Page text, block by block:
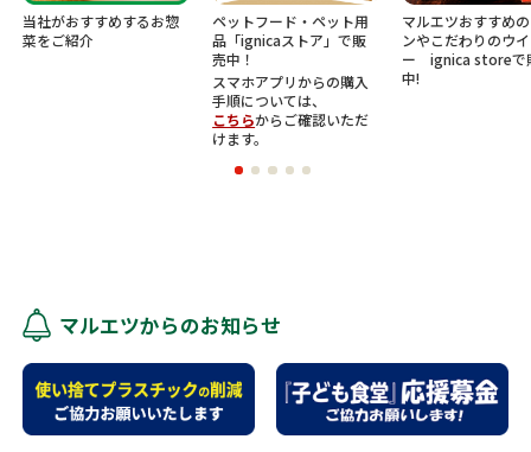
当社がおすすめするお惣
菜をご紹介
ペットフード・ペット用
品「ignicaストア」で販
売中！
スマホアプリからの購入
手順については、
こちらからご確認いただ
けます。
マルエツおすすめ
ンやこだわりのウ
ー ignica storeで
中!
マルエツからのお知らせ